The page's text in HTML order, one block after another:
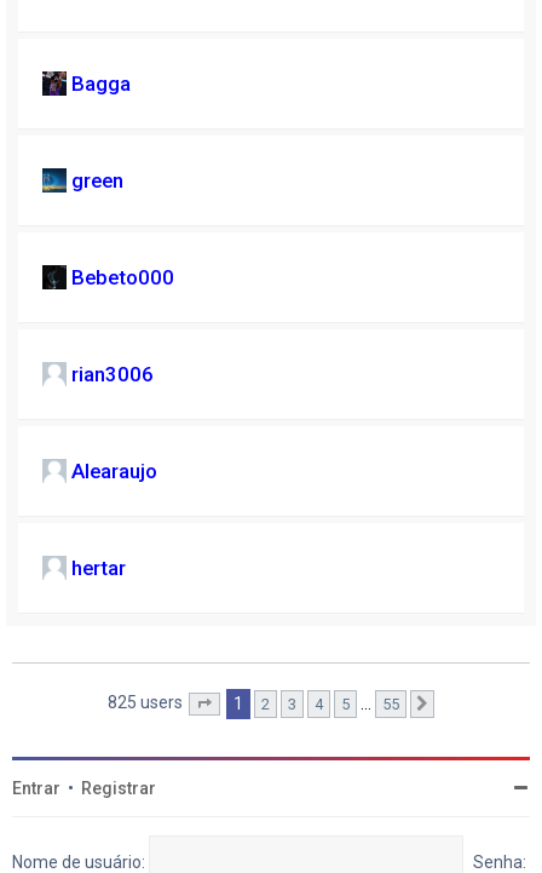
Bagga
green
Bebeto000
rian3006
Alearaujo
hertar
825 users Página1 de
1 2 3 4 5 55
Entrar • Registrar
Nome de usuário: Senha: